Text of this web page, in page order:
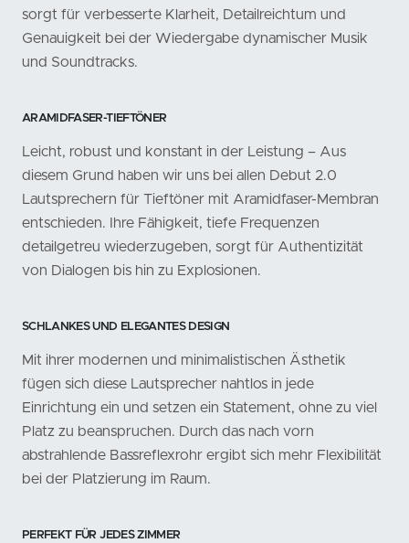
sorgt für verbesserte Klarheit, Detailreichtum und
Genauigkeit bei der Wiedergabe dynamischer Musik
und Soundtracks.
ARAMIDFASER-TIEFTÖNER
Leicht, robust und konstant in der Leistung – Aus
diesem Grund haben wir uns bei allen Debut 2.0
Lautsprechern für Tieftöner mit Aramidfaser-Membran
entschieden. Ihre Fähigkeit, tiefe Frequenzen
detailgetreu wiederzugeben, sorgt für Authentizität
von Dialogen bis hin zu Explosionen.
SCHLANKES UND ELEGANTES DESIGN
Mit ihrer modernen und minimalistischen Ästhetik
fügen sich diese Lautsprecher nahtlos in jede
Einrichtung ein und setzen ein Statement, ohne zu viel
Platz zu beanspruchen. Durch das nach vorn
abstrahlende Bassreflexrohr ergibt sich mehr Flexibilität
bei der Platzierung im Raum.
PERFEKT FÜR JEDES ZIMMER